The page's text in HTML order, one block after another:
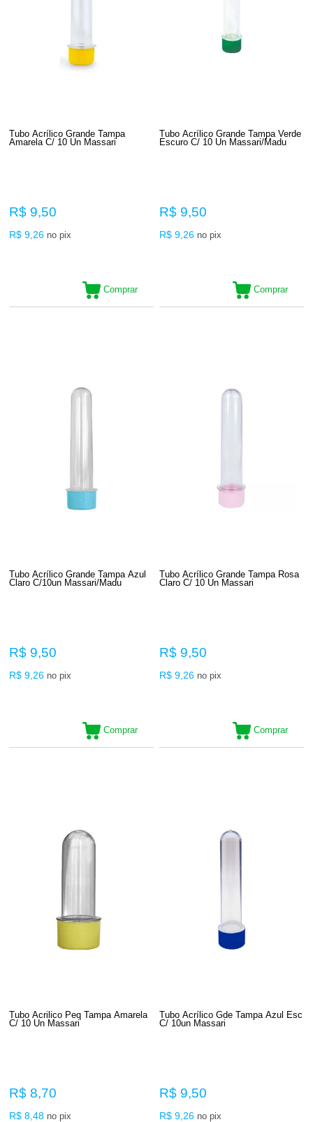
Tubo Acrílico Grande Tampa
Amarela C/ 10 Un Massari
R$ 9,50
R$ 9,26 no pix
Comprar
Tubo Acrílico Grande Tampa Verde
Escuro C/ 10 Un Massari/Madu
R$ 9,50
R$ 9,26 no pix
Comprar
Tubo Acrílico Grande Tampa Azul
Claro C/10un Massari/Madu
R$ 9,50
R$ 9,26 no pix
Comprar
Tubo Acrílico Grande Tampa Rosa
Claro C/ 10 Un Massari
R$ 9,50
R$ 9,26 no pix
Comprar
Tubo Acrilico Peq Tampa Amarela
C/ 10 Un Massari
R$ 8,70
R$ 8,48 no pix
Tubo Acrílico Gde Tampa Azul Esc
C/ 10un Massari
R$ 9,50
R$ 9,26 no pix